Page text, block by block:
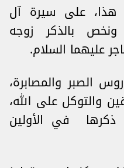
على سيرة آل
ونخص بالذكر زوجه
عليهما السلام.
الصبر والمصابرة،
والتوكل على الله،
ذكرها في الأولين